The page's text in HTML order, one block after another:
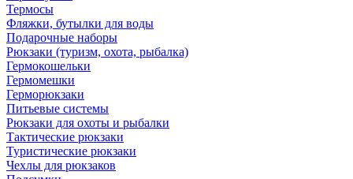
Термосы
Фляжки, бутылки для воды
Подарочные наборы
Рюкзаки (туризм, охота, рыбалка)
Гермокошельки
Гермомешки
Герморюкзаки
Питьевые системы
Рюкзаки для охоты и рыбалки
Тактические рюкзаки
Туристические рюкзаки
Чехлы для рюкзаков